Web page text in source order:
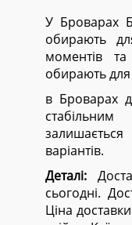
У Броварах
обирають
моментів
обирають
в Броварах
варіантів.
Деталі:
сьогодні.
Ціна